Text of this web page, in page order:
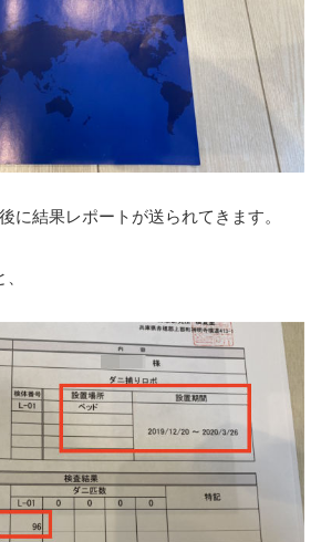
に結果レポートが送られてきます。